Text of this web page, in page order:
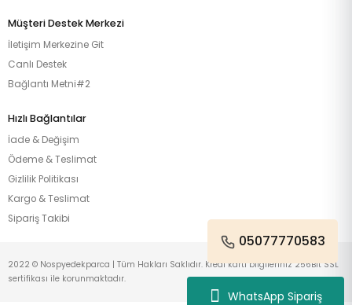
WhatsApp Sipariş
Müşteri Destek Merkezi
İletişim Merkezine Git
Canlı Destek
Bağlantı Metni#2
Hızlı Bağlantılar
İade & Değişim
Ödeme & Teslimat
Gizlilik Politikası
Kargo & Teslimat
Sipariş Takibi
05077770583
2022 © Nospyedekparca | Tüm Hakları Saklıdır. Kredi kartı bilgileriniz 256Bit SSL
sertifikası ile korunmaktadır.